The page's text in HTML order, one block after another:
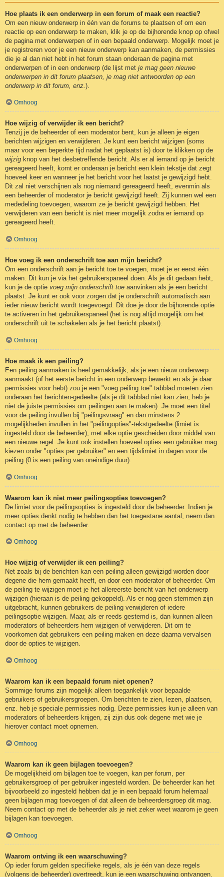
Hoe plaats ik een onderwerp in een forum of maak een reactie?
Om een nieuw onderwerp in één van de forums te plaatsen of om een
reactie op een onderwerp te maken, klik je op de bijhorende knop op ofwel
de pagina met onderwerpen of in een bepaald onderwerp. Mogelijk moet je
je registreren voor je een nieuw onderwerp kan aanmaken, de permissies
die je al dan niet hebt in het forum staan onderaan de pagina met
onderwerpen of in een onderwerp (de lijst met je mag geen nieuwe
onderwerpen in dit forum plaatsen, je mag niet antwoorden op een
onderwerp in dit forum, enz. ).
Omhoog
Hoe wijzig of verwijder ik een bericht?
Tenzij je de beheerder of een moderator bent, kun je alleen je eigen
berichten wijzigen en verwijderen. Je kunt een bericht wijzigen (soms
maar voor een beperkte tijd nadat het geplaatst is) door te klikken op de
wijzig knop van het desbetreffende bericht. Als er al iemand op je bericht
gereageerd heeft, komt er onderaan je bericht een klein tekstje dat zegt
hoeveel keer en wanneer je het bericht voor het laatst je gewijzigd hebt.
Dit zal niet verschijnen als nog niemand gereageerd heeft, evenmin als
een beheerder of moderator je bericht gewijzigd heeft. Zij kunnen wel een
mededeling toevoegen, waarom ze je bericht gewijzigd hebben. Het
verwijderen van een bericht is niet meer mogelijk zodra er iemand op
gereageerd heeft.
Omhoog
Hoe voeg ik een onderschrift toe aan mijn bericht?
Om een onderschrift aan je bericht toe te voegen, moet je er eerst één
maken. Dit kun je via het gebruikerspaneel doen. Als je dit gedaan hebt,
kun je de optie voeg mijn onderschrift toe aanvinken als je een bericht
plaatst. Je kunt er ook voor zorgen dat je onderschrift automatisch aan
ieder nieuw bericht wordt toegevoegd. Dit doe je door de bijhorende optie
te activeren in het gebruikerspaneel (het is nog altijd mogelijk om het
onderschrift uit te schakelen als je het bericht plaatst).
Omhoog
Hoe maak ik een peiling?
Een peiling aanmaken is heel gemakkelijk, als je een nieuw onderwerp
aanmaakt (of het eerste bericht in een onderwerp bewerkt en als je daar
permissies voor hebt) zou je een "voeg peiling toe" tabblad moeten zien
onderaan het berichten-gedeelte (als je dit tabblad niet kan zien, heb je
niet de juiste permissies om peilingen aan te maken). Je moet een titel
voor de peiling invullen bij "peilingsvraag" en dan minstens 2
mogelijkheden invullen in het "peilingopties"-tekstgedeelte (limiet is
ingesteld door de beheerder), met elke optie gescheiden door middel van
een nieuwe regel. Je kunt ook instellen hoeveel opties een gebruiker mag
kiezen onder "opties per gebruiker" en een tijdslimiet in dagen voor de
peiling (0 is een peiling van oneindige duur).
Omhoog
Waarom kan ik niet meer peilingsopties toevoegen?
De limiet voor de peilingsopties is ingesteld door de beheerder. Indien je
meer opties denkt nodig te hebben dan het toegestane aantal, neem dan
contact op met de beheerder.
Omhoog
Hoe wijzig of verwijder ik een peiling?
Net zoals bij de berichten kan een peiling alleen gewijzigd worden door
degene die hem gemaakt heeft, en door een moderator of beheerder. Om
de peiling te wijzigen moet je het allereerste bericht van het onderwerp
wijzigen (hieraan is de peiling gekoppeld). Als er nog geen stemmen zijn
uitgebracht, kunnen gebruikers de peiling verwijderen of iedere
peilingsoptie wijzigen. Maar, als er reeds gestemd is, dan kunnen alleen
moderators of beheerders hem wijzigen of verwijderen. Dit om te
voorkomen dat gebruikers een peiling maken en deze daarna vervalsen
door de opties te wijzigen.
Omhoog
Waarom kan ik een bepaald forum niet openen?
Sommige forums zijn mogelijk alleen toegankelijk voor bepaalde
gebruikers of gebruikersgroepen. Om berichten te zien, lezen, plaatsen,
enz. heb je speciale permissies nodig. Deze permissies kun je alleen van
moderators of beheerders krijgen, zij zijn dus ook degene met wie je
hierover contact moet opnemen.
Omhoog
Waarom kan ik geen bijlagen toevoegen?
De mogelijkheid om bijlagen toe te voegen, kan per forum, per
gebruikersgroep of per gebruiker ingesteld worden. De beheerder kan het
bijvoorbeeld zo ingesteld hebben dat je in een bepaald forum helemaal
geen bijlagen mag toevoegen of dat alleen de beheerdersgroep dit mag.
Neem contact op met de beheerder als je niet zeker weet waarom je geen
bijlagen kan toevoegen.
Omhoog
Waarom ontving ik een waarschuwing?
Op ieder forum gelden specifieke regels, als je één van deze regels
(volgens de beheerder) overtreedt, kun je een waarschuwing ontvangen.